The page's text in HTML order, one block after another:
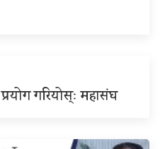
गरियोस्ः महासंघ